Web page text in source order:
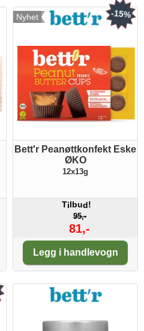
Nyhet
Bett'r Peanøttkonfekt Eske
ØKO
12x13g
Tilbud!
95,-
81,-
-15%
Legg i handlevogn